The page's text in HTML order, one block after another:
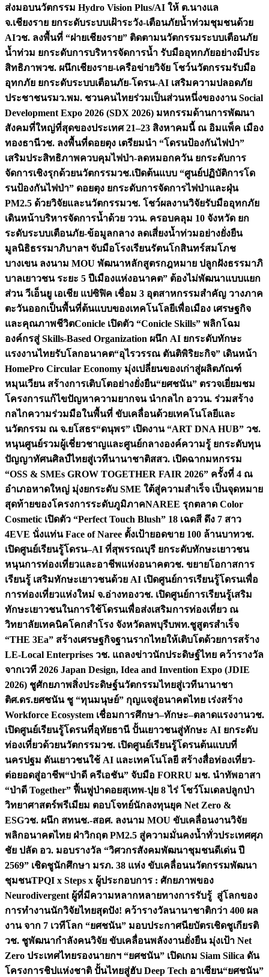
ส่งมอบนวัตกรรม Hydro Vision Plus/AI ให้ ต.นางแล
จ.เชียงราย ยกระดับระบบเฝ้าระวัง-เตือนภัยน้ำท่วมชุมชนด้วย
AIวช. ลงพื้นที่ “ฝายเชียงราย” ติดตามนวัตกรรมระบบเตือนภัย
น้ำท่วม ยกระดับการบริหารจัดการน้ำ รับมืออุทกภัยอย่างมีประ
สิทธิภาพวช. ผนึกเชียงราย-เครือข่ายวิจัย โชว์นวัตกรรมรับมือ
อุทกภัย ยกระดับระบบเตือนภัย-โดรน-AI เสริมความปลอดภัย
ประชาชนรมว.พม. ชวนคนไทยร่วมเป็นส่วนหนึ่งของงาน Social
Development Expo 2026 (SDX 2026) มหกรรมด้านการพัฒนา
สังคมที่ใหญ่ที่สุดของประเทศ 21–23 สิงหาคมนี้ ณ อิมแพ็ค เมือง
ทองธานีวช. ลงพื้นที่ดอยตุง เตรียมนำ “โดรนป้องกันไฟป่า”
เสริมประสิทธิภาพควบคุมไฟป่า-ลดหมอกควัน ยกระดับการ
จัดการเชิงรุกด้วยนวัตกรรมวช.เปิดต้นแบบ “ศูนย์ปฏิบัติการโด
รนป้องกันไฟป่า” ดอยตุง ยกระดับการจัดการไฟป่าและฝุ่น
PM2.5 ด้วยวิจัยและนวัตกรรมวช. โชว์ผลงานวิจัยรับมืออุทกภัย
เดินหน้าบริหารจัดการน้ำด้วย ววน. ครอบคลุม 10 จังหวัด ยก
ระดับระบบเตือนภัย-ข้อมูลกลาง ลดเสี่ยงน้ำท่วมอย่างยั่งยืน
มูลนิธิธรรมาภิบาลฯ จับมือโรงเรียนรัตนโกสินทร์สมโภช
บางเขน ลงนาม MOU พัฒนาหลักสูตรกฎหมาย ปลูกฝังธรรมาภิ
บาลเยาวชน ระยะ 5 ปีเมืองแห่งอนาคต” ต้องไม่พัฒนาแบบแยก
ส่วน วีเอ็นยู เอเชีย แปซิฟิค เชื่อม 3 อุตสาหกรรมสำคัญ วางภาค
ตะวันออกเป็นพื้นที่ต้นแบบของเทคโนโลยีเพื่อเมือง เศรษฐกิจ
และคุณภาพชีวิตConicle เปิดตัว “Conicle Skills” พลิกโฉม
องค์กรสู่ Skills-Based Organization ผนึก AI ยกระดับทักษะ
แรงงานไทยรับโลกอนาคต“อุไรวรรณ ตันติพิริยะกิจ” เดินหน้า
HomePro Circular Economy มุ่งเปลี่ยนของเก่าสู่ผลิตภัณฑ์
หมุนเวียน สร้างการเติบโตอย่างยั่งยืน“ยศชนัน” ตรวจเยี่ยมชม
โครงการแก้ไขปัญหาความยากจน นำกลไก อววน. ร่วมสร้าง
กลไกความร่วมมือในพื้นที่ ขับเคลื่อนด้วยเทคโนโลยีและ
นวัตกรรม ณ จ.ยโสธร“ดนุพร” เปิดงาน “ART DNA HUB” วช.
หนุนศูนย์รวมผู้เชี่ยวชาญและศูนย์กลางองค์ความรู้ ยกระดับทุน
ปัญญาทัศนศิลป์ไทยสู่เวทีนานาชาติสสว. เปิดฉากมหกรรม
“OSS & SMEs GROW TOGETHER FAIR 2026” ครั้งที่ 4 ณ
อำเภอหาดใหญ่ มุ่งยกระดับ SME ใต้สู่ความสำเร็จ เป็นจุดหมาย
สุดท้ายของโครงการระดับภูมิภาคNAREE รุกตลาด Color
Cosmetic เปิดตัว “Perfect Touch Blush” 18 เฉดสี ดึง 7 สาว
4EVE นั่งแท่น Face of Naree ตั้งเป้ายอดขาย 100 ล้านบาทวช.
เปิดศูนย์เรียนรู้โดรน–AI ที่สุพรรณบุรี ยกระดับทักษะเยาวชน
หนุนการท่องเที่ยวและอาชีพแห่งอนาคตวช. ขยายโอกาสการ
เรียนรู้ เสริมทักษะเยาวชนด้วย AI เปิดศูนย์การเรียนรู้โดรนเพื่อ
การท่องเที่ยวแห่งใหม่ จ.อ่างทองวช. เปิดศูนย์การเรียนรู้เสริม
ทักษะเยาวชนในการใช้โดรนเพื่อส่งเสริมการท่องเที่ยว ณ
วิทยาลัยเทคนิคโคกสำโรง จังหวัดลพบุรีบพท.ชูสูตรสำเร็จ
“THE 3Ea” สร้างเศรษฐกิจฐานรากไทยให้เติบโตด้วยการสร้าง
LE-Local Enterprises วช. แถลงข่าวนักประดิษฐ์ไทย คว้ารางวัล
จากเวที 2026 Japan Design, Idea and Invention Expo (JDIE
2026) ชูศักยภาพสิ่งประดิษฐ์นวัตกรรมไทยสู่เวทีนานาชา
ติศ.ดร.ยศชนัน ชู “ทุนมนุษย์” กุญแจสู่อนาคตไทย เร่งสร้าง
Workforce Ecosystem เชื่อมการศึกษา–ทักษะ–ตลาดแรงงานวช.
เปิดศูนย์เรียนรู้โดรนที่อุทัยธานี ปั้นเยาวชนสู่ทักษะ AI ยกระดับ
ท่องเที่ยวด้วยนวัตกรรมวช. เปิดศูนย์เรียนรู้โดรนต้นแบบที่
นครปฐม ดันเยาวชนใช้ AI และเทคโนโลยี สร้างสื่อท่องเที่ยว-
ต่อยอดสู่อาชีพ“ป่าดี ครีเอชัน” จับมือ FORRU มช. นำทัพอาสา
“ป่าดี Together” ฟื้นฟูป่าดอยสุเทพ-ปุย 8 ไร่ โชว์โมเดลปลูกป่า
วิทยาศาสตร์พรีเมียม ตอบโจทย์นักลงทุนยุค Net Zero &
ESGวช. ผนึก สทนช.-สอศ. ลงนาม MOU ขับเคลื่อนงานวิจัย
พลิกอนาคตไทย ฝ่าวิกฤต PM2.5 สู่ความมั่นคงน้ำทั่วประเทศศุภ
ชัย ปลัด อว. มอบรางวัล “วิศวกรสังคมพัฒนาชุมชนดีเด่น ปี
2569” เชิดชูนักศึกษา มรภ. 38 แห่ง ขับเคลื่อนนวัตกรรมพัฒนา
ชุมชนTPQI x Steps x ผู้ประกอบการ : ศักยภาพของ
Neurodivergent ผู้ที่มีความหลากหลายทางการรับรู้ สู่โลกของ
การทำงานนักวิจัยไทยสุดปัง! คว้ารางวัลนานาชาติกว่า 400 ผล
งาน จาก 7 เวทีโลก “ยศชนัน” มอบประกาศนียบัตรเชิดชูเกียรติ
วช. ชูพัฒนากำลังคนวิจัย ขับเคลื่อนพลังงานยั่งยืน มุ่งเป้า Net
Zero ประเทศไทยรองนายกฯ “ยศชนัน” เปิดเกม Siam Silica ดัน
โครงการชิปแห่งชาติ ปั้นไทยสู่ฮับ Deep Tech อาเซียน“ยศชนัน”